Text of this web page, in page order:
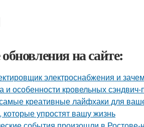
на сайте:
электроснабжения и
особенности кровельных сэндвич-
креативные лайфхаки для
упростят вашу жизнь